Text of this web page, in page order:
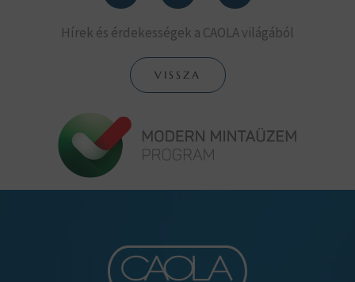
Hírek és érdekességek a CAOLA világából
VISSZA